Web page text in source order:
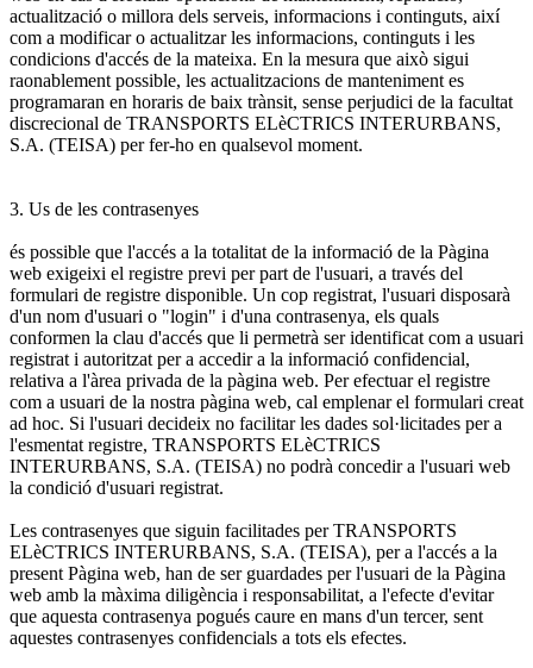
actualització o millora dels serveis, informacions i continguts, així
com a modificar o actualitzar les informacions, continguts i les
condicions d'accés de la mateixa. En la mesura que això sigui
raonablement possible, les actualitzacions de manteniment es
programaran en horaris de baix trànsit, sense perjudici de la facultat
discrecional de TRANSPORTS ELèCTRICS INTERURBANS,
S.A. (TEISA) per fer-ho en qualsevol moment.
3. Us de les contrasenyes
és possible que l'accés a la totalitat de la informació de la Pàgina
web exigeixi el registre previ per part de l'usuari, a través del
formulari de registre disponible. Un cop registrat, l'usuari disposarà
d'un nom d'usuari o "login" i d'una contrasenya, els quals
conformen la clau d'accés que li permetrà ser identificat com a usuari
registrat i autoritzat per a accedir a la informació confidencial,
relativa a l'àrea privada de la pàgina web. Per efectuar el registre
com a usuari de la nostra pàgina web, cal emplenar el formulari creat
ad hoc. Si l'usuari decideix no facilitar les dades sol·licitades per a
l'esmentat registre, TRANSPORTS ELèCTRICS
INTERURBANS, S.A. (TEISA) no podrà concedir a l'usuari web
la condició d'usuari registrat.
Les contrasenyes que siguin facilitades per TRANSPORTS
ELèCTRICS INTERURBANS, S.A. (TEISA), per a l'accés a la
present Pàgina web, han de ser guardades per l'usuari de la Pàgina
web amb la màxima diligència i responsabilitat, a l'efecte d'evitar
que aquesta contrasenya pogués caure en mans d'un tercer, sent
aquestes contrasenyes confidencials a tots els efectes.